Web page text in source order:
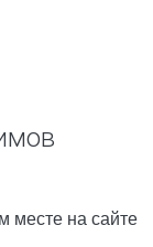
месте на сайте